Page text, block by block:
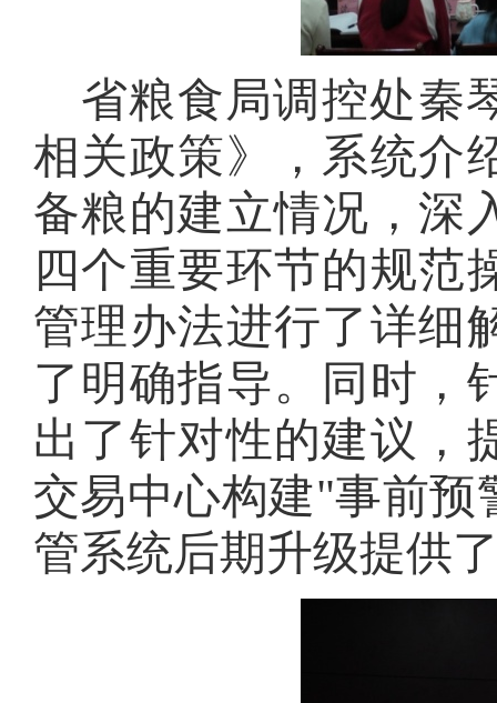
省粮食局调控处秦
相关政策》，系统介
备粮的建立情况，深
四个重要环节的规范
管理办法进行了详细
了明确指导。同时，
出了针对性的建议，
交易中心构建"事前预
管系统后期升级提供